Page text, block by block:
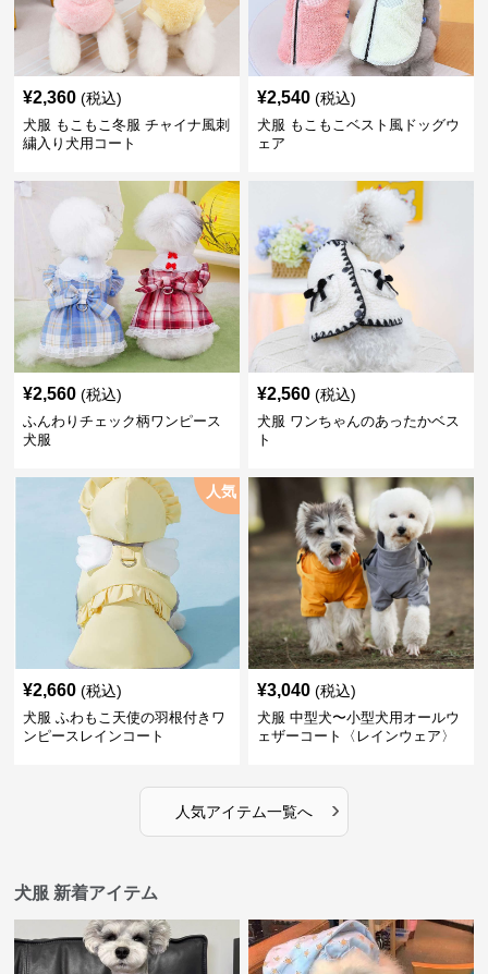
¥2,360 (税込)
犬服 もこもこ冬服 チャイナ風刺
繍入り犬用コート
¥2,540 (税込)
犬服 もこもこベスト風ドッグウ
ェア
¥2,560 (税込)
ふんわりチェック柄ワンピース
犬服
¥2,560 (税込)
犬服 ワンちゃんのあったかベス
ト
人気
¥2,660 (税込)
犬服 ふわもこ天使の羽根付きワ
ンピースレインコート
¥3,040 (税込)
犬服 中型犬〜小型犬用オールウ
ェザーコート〈レインウェア〉
人気アイテム一覧へ ›
犬服 新着アイテム